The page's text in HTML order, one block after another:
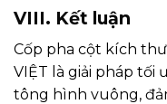
VIII. Kết luận
Cốp pha cột kích
VIỆT là giải pháp tối
tông hình vuông,